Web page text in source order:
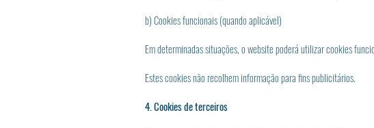
b) Cookies funcionais (quando aplicável)
Em determinadas situações, o website poderá utilizar cookies
Estes cookies não recolhem informação para fins publicitários.
4. Cookies de terceiros